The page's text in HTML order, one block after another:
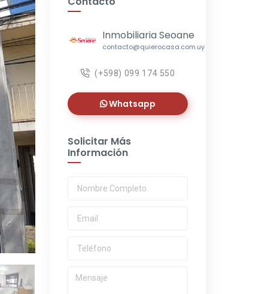
Inmobiliaria Seoane
contacto@quierocasa.com.uy
(+598) 099 174 550
Whatsapp
Solicitar Más
Información